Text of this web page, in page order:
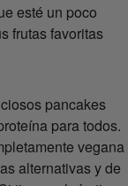
esté un poco
frutas favoritas
pancakes
para todos.
vegana
alternativas y de